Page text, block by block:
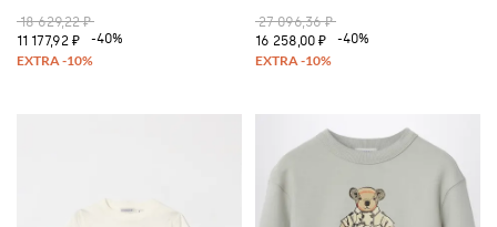
18 629,22 ₽
11 177,92 ₽
-40%
27 096,36 ₽
16 258,00 ₽
-40%